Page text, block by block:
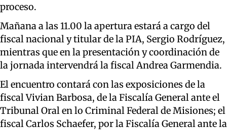
proceso.
Mañana a las 11.00 la apertura estará a cargo del
fiscal nacional y titular de la PIA, Sergio Rodríguez,
mientras que en la presentación y coordinación de
la jornada intervendrá la fiscal Andrea Garmendia.
El encuentro contará con las exposiciones de la
fiscal Vivian Barbosa, de la Fiscalía General ante el
Tribunal Oral en lo Criminal Federal de Misiones; el
fiscal Carlos Schaefer, por la Fiscalía General ante la